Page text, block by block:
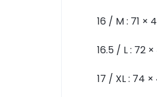
16 / M : 71 ×
16.5 / L : 72
17 / XL : 74